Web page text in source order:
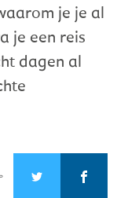
je je al
je een reis
dagen al